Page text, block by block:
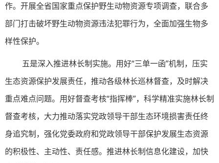
作。开展全省国家重点保护野生动物资源专项调查，联合多
部门打击破坏野生动物资源违法犯罪行为，全面加强生物多
样性保护。
五是深入推进林长制实施。用好“三单一函”机制，压实
生态资源保护发展责任，推动各级林长巡林督查，及时解决
重点难点问题。用好督查考核“指挥棒”，科学精准实施林长制
督查考核，大力推动落实党政领导干部生态环境损害责任终
身追究制，强化党委政府和党政领导干部保护发展生态资源
的积极性、主动性、责任感。推进林长制信息化建设，加快